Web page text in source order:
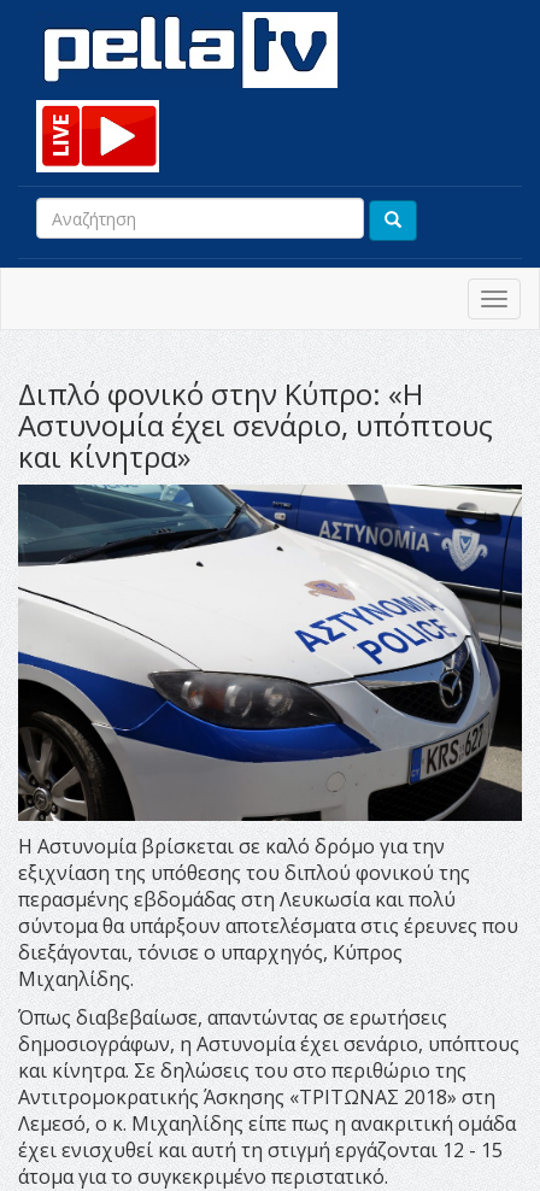
Διπλό φονικό στην Κύπρο: «Η
Αστυνομία έχει σενάριο, υπόπτους
και κίνητρα»
Η Αστυνομία βρίσκεται σε καλό δρόμο για την
εξιχνίαση της υπόθεσης του διπλού φονικού της
περασμένης εβδομάδας στη Λευκωσία και πολύ
σύντομα θα υπάρξουν αποτελέσματα στις έρευνες που
διεξάγονται, τόνισε ο υπαρχηγός, Κύπρος
Μιχαηλίδης.
Όπως διαβεβαίωσε, απαντώντας σε ερωτήσεις
δημοσιογράφων, η Αστυνομία έχει σενάριο, υπόπτους
και κίνητρα. Σε δηλώσεις του στο περιθώριο της
Αντιτρομοκρατικής Άσκησης «ΤΡΙΤΩΝΑΣ 2018» στη
Λεμεσό, ο κ. Μιχαηλίδης είπε πως η ανακριτική ομάδα
έχει ενισχυθεί και αυτή τη στιγμή εργάζονται 12 - 15
άτομα για το συγκεκριμένο περιστατικό.